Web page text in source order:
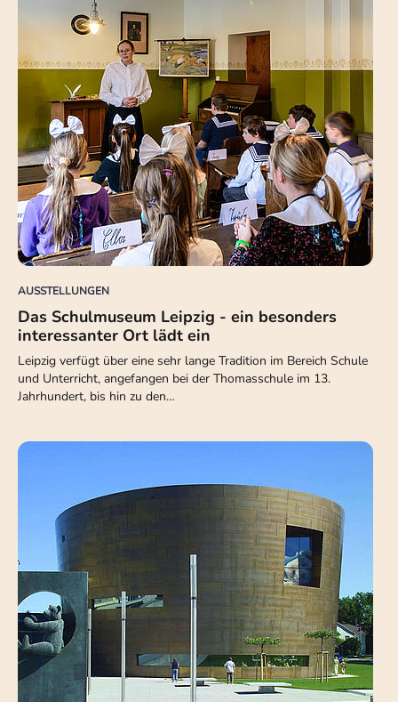
AUSSTELLUNGEN
Das Schulmuseum Leipzig - ein besonders
interessanter Ort lädt ein
Leipzig verfügt über eine sehr lange Tradition im Bereich Schule
und Unterricht, angefangen bei der Thomasschule im 13.
Jahrhundert, bis hin zu den…